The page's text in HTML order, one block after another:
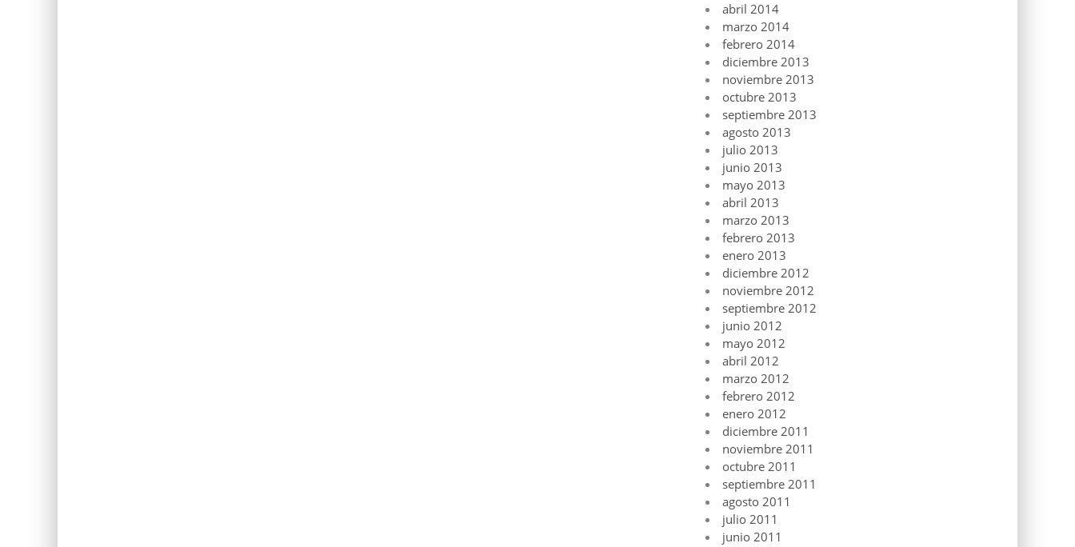
abril 2014
marzo 2014
febrero 2014
diciembre 2013
noviembre 2013
octubre 2013
septiembre 2013
agosto 2013
julio 2013
junio 2013
mayo 2013
abril 2013
marzo 2013
febrero 2013
enero 2013
diciembre 2012
noviembre 2012
septiembre 2012
junio 2012
mayo 2012
abril 2012
marzo 2012
febrero 2012
enero 2012
diciembre 2011
noviembre 2011
octubre 2011
septiembre 2011
agosto 2011
julio 2011
junio 2011